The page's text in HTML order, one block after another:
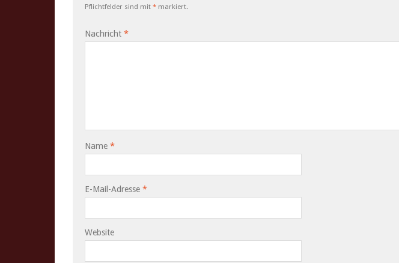
Pflichtfelder sind mit * markiert.
Nachricht *
Name *
E-Mail-Adresse *
Website